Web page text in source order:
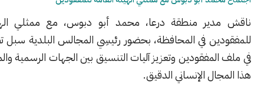
منطقة درعا، محمد أبو دبوس، مع ممثلي الهيئة العامة
في المحافظة، بحضور رئيسِي المجالس البلدية سبل تطوير العمل
وتعزيز آليات التنسيق بين الجهات الرسمية والمجتمعية في
الإنساني الدقيق.